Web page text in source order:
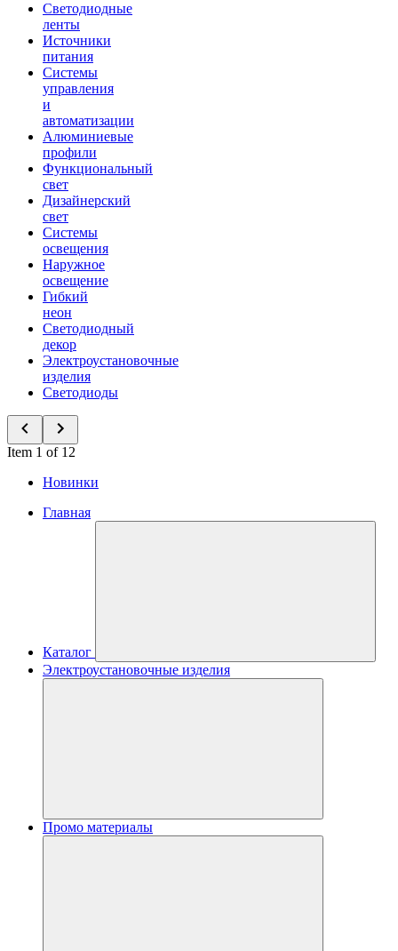
Светодиодные
ленты
Источники
питания
Системы
управления
и
автоматизации
Алюминиевые
профили
Функциональный
свет
Дизайнерский
свет
Системы
освещения
Наружное
освещение
Гибкий
неон
Светодиодный
декор
Электроустановочные
изделия
Светодиоды
Item 1 of 12
Новинки
Главная
Каталог
Электроустановочные изделия
Промо материалы